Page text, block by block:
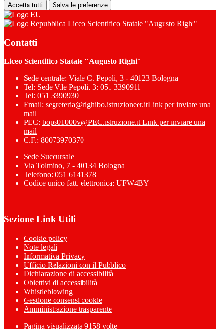
Accetta tutti Salva le preferenze
Liceo Scientifico Statale "Augusto Righi"
Contatti
Liceo Scientifico Statale "Augusto Righi"
Sede centrale: Viale C. Pepoli, 3 - 40123 Bologna
Tel: Sede V.le Pepoli, 3: 051 3390911
Tel: 051 3390930
Email: segreteria@righibo.istruzioneer.itLink per inviare una
mail
PEC: bops01000v@PEC.istruzione.it Link per inviare una
mail
C.F.: 80073970370
Sede Succursale
Via Tolmino, 7 - 40134 Bologna
Telefono: 051 6141378
Codice unico fatt. elettronica: UFW4BY
Sezione Link Utili
Cookie policy
Note legali
Informativa Privacy
Ufficio Relazioni con il Pubblico
Dichiarazione di accessibilità
Obiettivi di accessibilità
Whistleblowing
Gestione consensi cookie
Amministrazione trasparente
Pagina visualizzata 9158 volte